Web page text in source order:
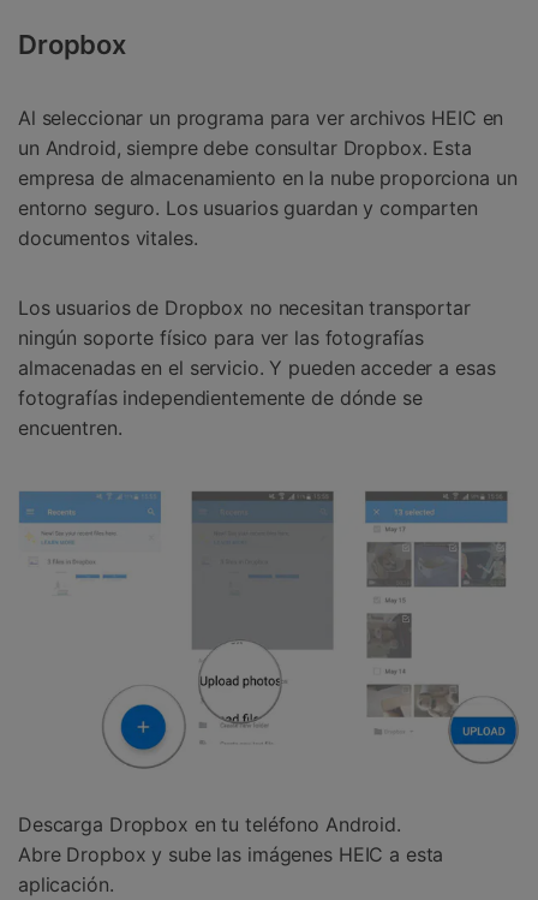
Dropbox
Al seleccionar un programa para ver archivos HEIC en
un Android, siempre debe consultar Dropbox. Esta
empresa de almacenamiento en la nube proporciona un
entorno seguro. Los usuarios guardan y comparten
documentos vitales.
Los usuarios de Dropbox no necesitan transportar
ningún soporte físico para ver las fotografías
almacenadas en el servicio. Y pueden acceder a esas
fotografías independientemente de dónde se
encuentren.
Descarga Dropbox en tu teléfono Android.
Abre Dropbox y sube las imágenes HEIC a esta
aplicación.